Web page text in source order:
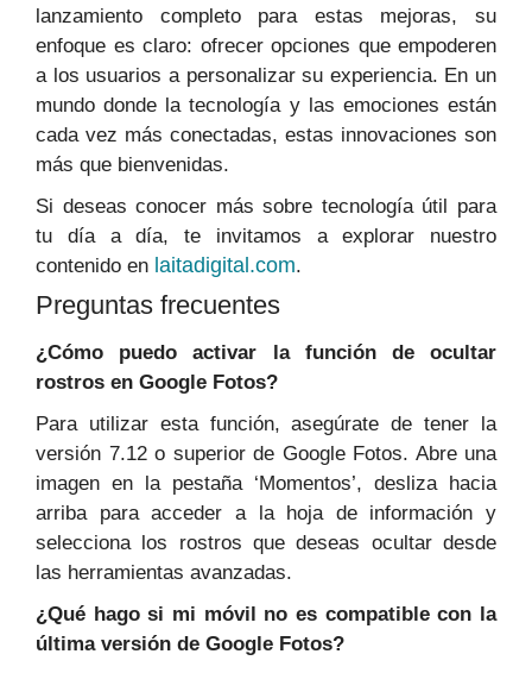
lanzamiento completo para estas mejoras, su
enfoque es claro: ofrecer opciones que empoderen
a los usuarios a personalizar su experiencia. En un
mundo donde la tecnología y las emociones están
cada vez más conectadas, estas innovaciones son
más que bienvenidas.
Si deseas conocer más sobre tecnología útil para
tu día a día, te invitamos a explorar nuestro
contenido en laitadigital.com.
Preguntas frecuentes
¿Cómo puedo activar la función de ocultar
rostros en Google Fotos?
Para utilizar esta función, asegúrate de tener la
versión 7.12 o superior de Google Fotos. Abre una
imagen en la pestaña ‘Momentos’, desliza hacia
arriba para acceder a la hoja de información y
selecciona los rostros que deseas ocultar desde
las herramientas avanzadas.
¿Qué hago si mi móvil no es compatible con la
última versión de Google Fotos?